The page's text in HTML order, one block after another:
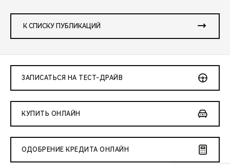
К СПИСКУ ПУБЛИКАЦИЙ
ЗАПИСАТЬСЯ НА ТЕСТ-ДРАЙВ
КУПИТЬ ОНЛАЙН
ОДОБРЕНИЕ КРЕДИТА ОНЛАЙН